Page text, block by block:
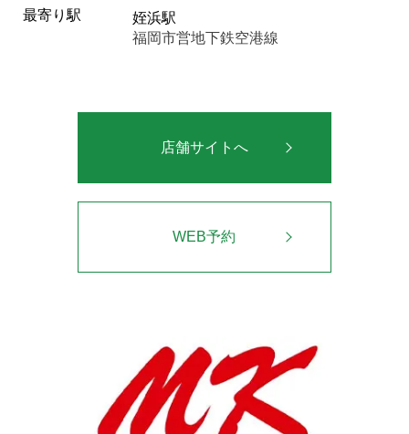
最寄り駅
姪浜駅
福岡市営地下鉄空港線
店舗サイトへ
WEB予約